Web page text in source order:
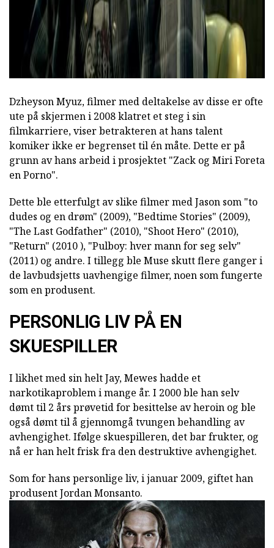
Dzheyson Myuz, filmer med deltakelse av disse er ofte
ute på skjermen i 2008 klatret et steg i sin
filmkarriere, viser betrakteren at hans talent
komiker ikke er begrenset til én måte. Dette er på
grunn av hans arbeid i prosjektet "Zack og Miri Foreta
en Porno".
Dette ble etterfulgt av slike filmer med Jason som "to
dudes og en drøm" (2009), "Bedtime Stories" (2009),
"The Last Godfather" (2010), "Shoot Hero" (2010),
"Return" (2010 ), "Pulboy: hver mann for seg selv"
(2011) og andre. I tillegg ble Muse skutt flere ganger i
de lavbudsjetts uavhengige filmer, noen som fungerte
som en produsent.
PERSONLIG LIV PÅ EN
SKUESPILLER
I likhet med sin helt Jay, Mewes hadde et
narkotikaproblem i mange år. I 2000 ble han selv
dømt til 2 års prøvetid for besittelse av heroin og ble
også dømt til å gjennomgå tvungen behandling av
avhengighet. Ifølge skuespilleren, det bar frukter, og
nå er han helt frisk fra den destruktive avhengighet.
Som for hans personlige liv, i januar 2009, giftet han
produsent Jordan Monsanto.